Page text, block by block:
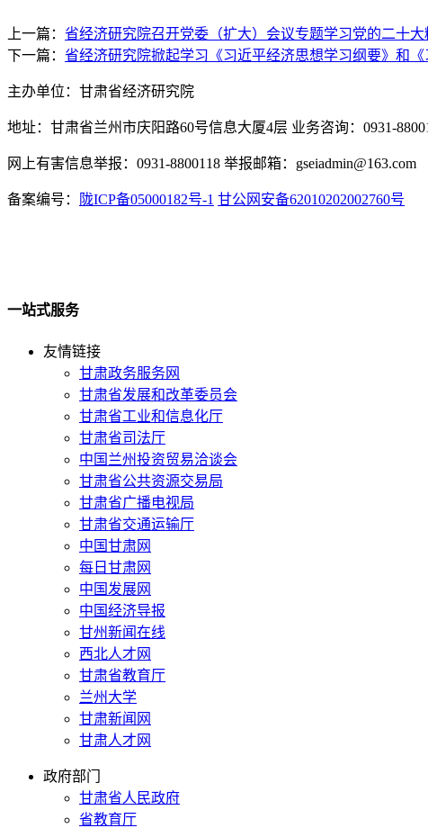
上一篇： 省经济研究院召开党委（扩大）会议专题学习党的二十大
下一篇： 省经济研究院掀起学习《习近平经济思想学习纲要》和
主办单位：甘肃省经济研究院
地址：甘肃省兰州市庆阳路60号信息大厦4层 业务咨询：0931-
网上有害信息举报：0931-8800118 举报邮箱：gseiadmin@163.com
备案编号： 陇ICP备05000182号-1 甘公网安备62010202002760号
一站式服务
友情链接
甘肃政务服务网
甘肃省发展和改革委员会
甘肃省工业和信息化厅
甘肃省司法厅
中国兰州投资贸易洽谈会
甘肃省公共资源交易局
甘肃省广播电视局
甘肃省交通运输厅
中国甘肃网
每日甘肃网
中国发展网
中国经济导报
甘州新闻在线
西北人才网
甘肃省教育厅
兰州大学
甘肃新闻网
甘肃人才网
政府部门
甘肃省人民政府
省教育厅